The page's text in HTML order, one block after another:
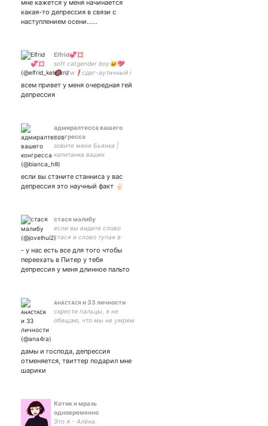
романс и геншин импакт ~
симп сяовенов~ life is not
yahoo.
мне кажется у меня начинается
какая-то депрессия в связи с
наступлением осени......
Elfrid💞💢
soft catgender boy🐱💖
🔞nsfw❗сдвг-аутичный i
кэйя/чайлд кинни😩✋
слизерин🐍 про-шиппер💕
всем привет у меня очередная гей
депрессия
адмиралтесса вашего
конгресса
зовите меня Бьянка |
капитанка ваших
распущенных душ |
силы | между космосом и
морем я не стану
если вы стэните станниса у вас
депрессия это научный факт ✌🏻
стася малибу
если вы видите слово
стася и слово тупая в
про меня
- у нас есть все для того чтобы
переехать в Питер у тебя
депрессия у меня длинное пальто
ᴀʜᴀᴄтᴀᴄя и 33 личности
скрести пальцы, я не
обещаю, что мы не умрем
& мгчд & ск & монескин &
всп ||
дамы и господа, депрессия
отменяется, твиттер подарил мне
шарики
Котик и мразь
одновременно
Это я - Алёна.